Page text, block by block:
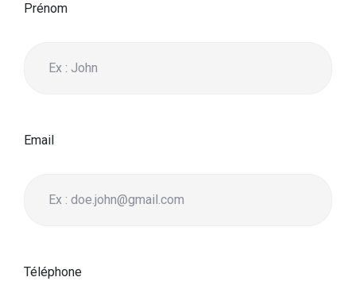
Prénom
Email
Téléphone